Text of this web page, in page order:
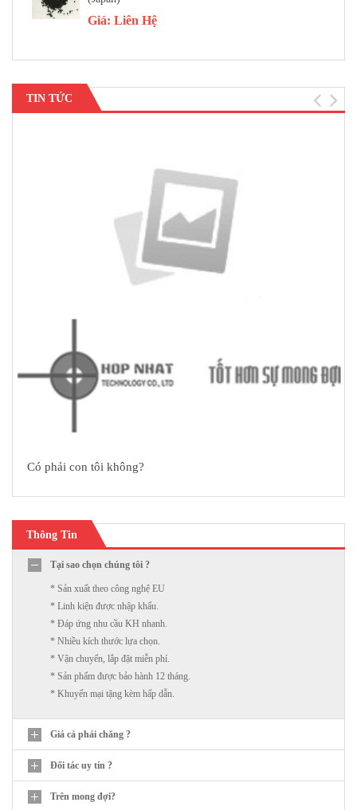
Giá: Liên Hệ
TIN TỨC
Có phải con tôi không?
Thông Tin
Tại sao chọn chúng tôi ?
* Sản xuất theo công nghệ EU
* Linh kiện được nhập khẩu.
* Đáp ứng nhu cầu KH nhanh.
* Nhiều kích thước lựa chọn.
* Vận chuyển, lắp đặt miễn phí.
* Sản phẩm được bảo hành 12 tháng.
* Khuyến mại tặng kèm hấp dẫn.
Giá cả phải chăng ?
Đối tác uy tín ?
Trên mong đợi?